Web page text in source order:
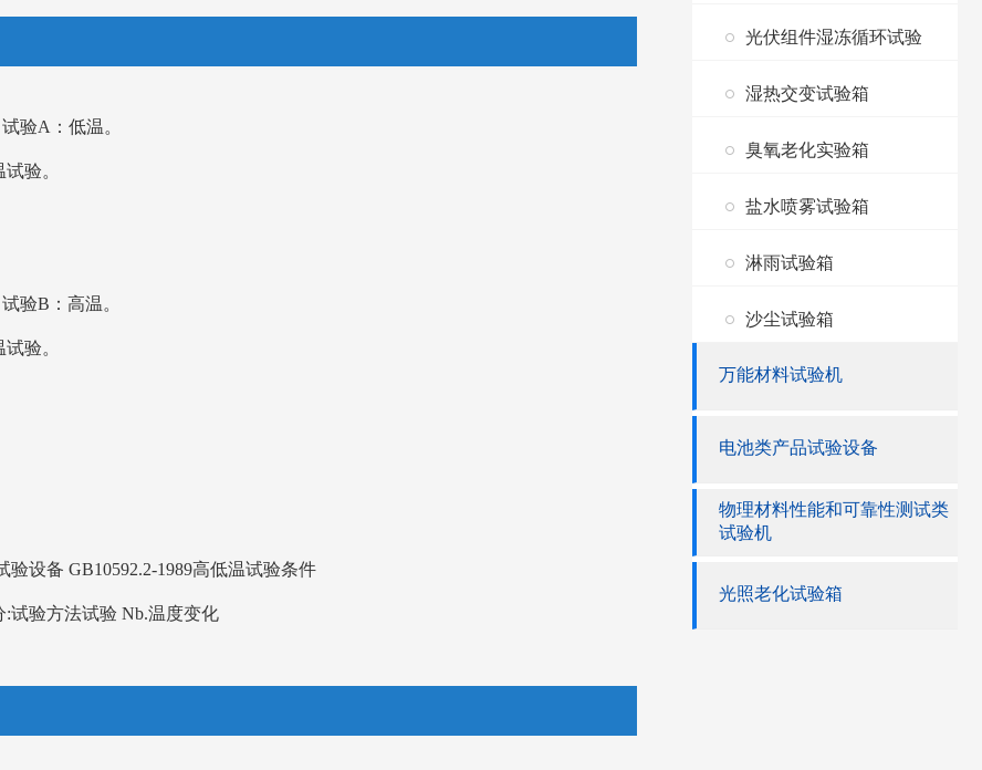
光伏组件湿冻循环试验
湿热交变试验箱
臭氧老化实验箱
盐水喷雾试验箱
淋雨试验箱
沙尘试验箱
万能材料试验机
电池类产品试验设备
物理材料性能和可靠性测试类
试验机
光照老化试验箱
验A：低温。
验。
验B：高温。
验。
设备 GB10592.2-1989高低温试验条件
:试验方法试验 Nb.温度变化